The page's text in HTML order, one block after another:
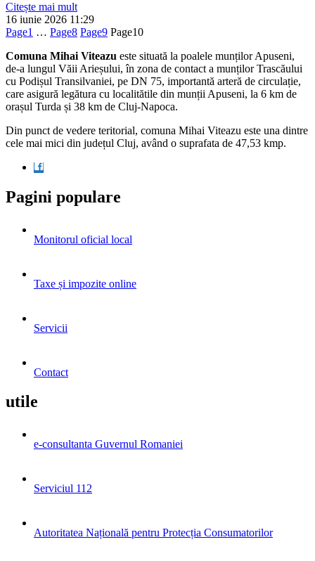
Citește mai mult
16 iunie 2026 11:29
Page1 … Page8 Page9 Page10
Comuna Mihai Viteazu este situată la poalele munților Apuseni,
de-a lungul Văii Arieșului, în zona de contact a munților Trascăului
cu Podișul Transilvaniei, pe DN 75, importantă arteră de circulație,
care asigură legătura cu localitătile din munții Apuseni, la 6 km de
orașul Turda și 38 km de Cluj-Napoca.
Din punct de vedere teritorial, comuna Mihai Viteazu este una dintre
cele mai mici din județul Cluj, având o suprafata de 47,53 kmp.
Pagini populare
Monitorul oficial local
Taxe și impozite online
Servicii
Contact
utile
e-consultanta Guvernul Romaniei
Serviciul 112
Autoritatea Națională pentru Protecția Consumatorilor